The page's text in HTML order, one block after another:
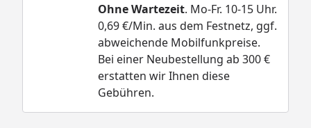
Ohne Wartezeit. Mo-Fr. 10-15 Uhr.
0,69 €/Min. aus dem Festnetz, ggf.
abweichende Mobilfunkpreise.
Bei einer Neubestellung ab 300 €
erstatten wir Ihnen diese
Gebühren.